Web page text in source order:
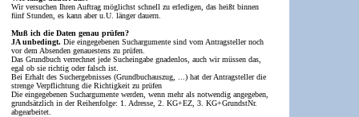
Wir versuchen Ihren Auftrag möglichst schnell zu erledigen, das heißt binnen
fünf Stunden, es kann aber u.U. länger dauern.
Muß ich die Daten genau prüfen?
JA unbedingt. Die eingegebenen Suchargumente sind vom Antragsteller noch
vor dem Absenden genauestens zu prüfen.
Das Grundbuch verrechnet jede Sucheingabe gnadenlos, auch wir müssen das,
egal ob sie richtig oder falsch ist.
Bei Erhalt des Suchergebnisses (Grundbuchauszug, ...) hat der Antragsteller die
strenge Verpflichtung die Richtigkeit zu prüfen
Die eingegebenen Suchargumente werden, wenn mehr als notwendig angegeben,
grundsätzlich in der Reihenfolge: 1. Adresse, 2. KG+EZ, 3. KG+GrundstNr.
abgearbeitet.